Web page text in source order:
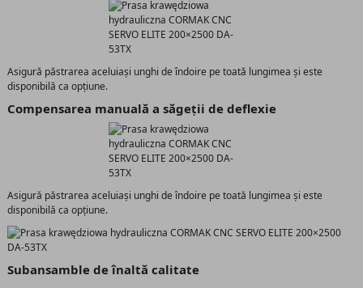
Asigură păstrarea aceluiași unghi de îndoire pe toată lungimea și este
disponibilă ca opțiune.
Compensarea manuală a săgeții de deflexie
Asigură păstrarea aceluiași unghi de îndoire pe toată lungimea și este
disponibilă ca opțiune.
Subansamble de înaltă calitate